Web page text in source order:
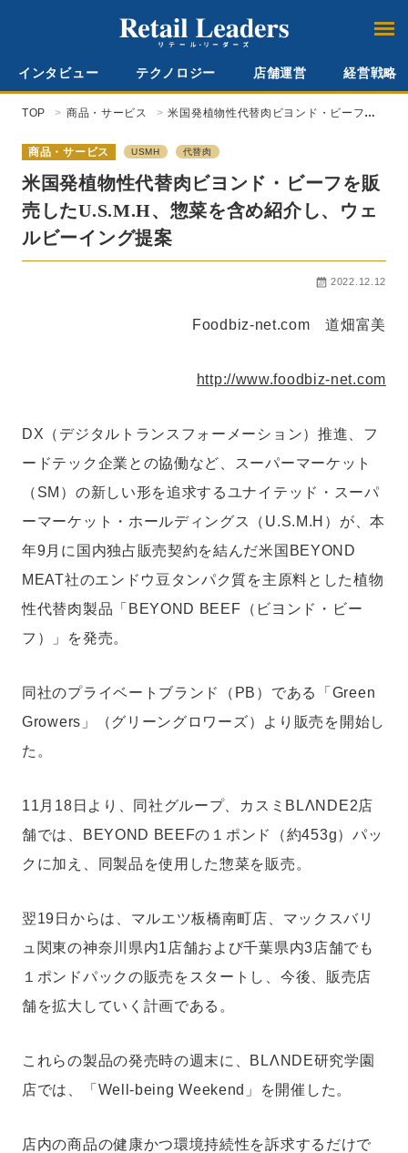
インタビュー テクノロジー 店舗運営 経営戦略
TOP 商品・サービス
米国発植物性代替肉ビヨンド・ビーフを
ウェルビーイング提案
商品・サービス USMH 代替肉
米国発植物性代替肉ビヨンド・ビーフを販
売したU.S.M.H、惣菜を含め紹介し、ウェ
ルビーイング提案
2022.12.12
Foodbiz-net.com 道畑富美
http://www.foodbiz-net.com
DX（デジタルトランスフォーメーション）推進、フ
ードテック企業との協働など、スーパーマーケット
（SM）の新しい形を追求するユナイテッド・スーパ
ーマーケット・ホールディングス（U.S.M.H）が、本
年9月に国内独占販売契約を結んだ米国BEYOND
MEAT社のエンドウ豆タンパク質を主原料とした植物
性代替肉製品「BEYOND BEEF（ビヨンド・ビー
フ）」を発売。
同社のプライベートブランド（PB）である「Green
Growers」（グリーングロワーズ）より販売を開始し
た。
11月18日より、同社グループ、カスミBLΛNDE2店
舗では、BEYOND BEEFの１ポンド（約453g）パッ
クに加え、同製品を使用した惣菜を販売。
翌19日からは、マルエツ板橋南町店、マックスバリ
ュ関東の神奈川県内1店舗および千葉県内3店舗でも
１ポンドパックの販売をスタートし、今後、販売店
舗を拡大していく計画である。
これらの製品の発売時の週末に、BLΛNDE研究学園
店では、「Well-being Weekend」を開催した。
店内の商品の健康かつ環境持続性を訴求するだけで